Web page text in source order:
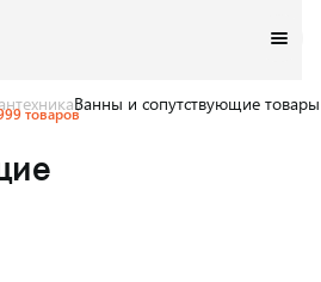
Ванны и сопутствующие товары
товаров